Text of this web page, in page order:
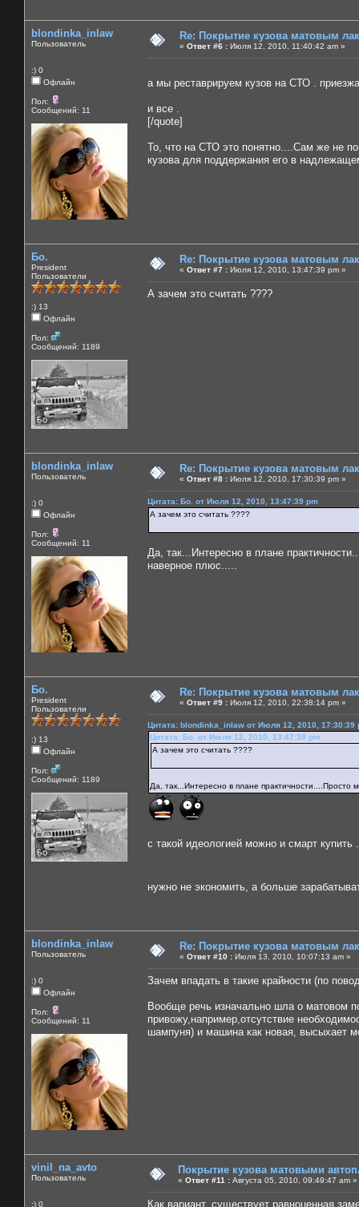
blondinka_inlaw
Пользователь
:) 0
Офлайн
Пол:
Сообщений: 11
Re: Покрытие кузова матовым
« Ответ #6 : Июля 12, 2010, 11:40:42 am »
а мы реставрируем кузов на СТО .
и все .
[/quote]
То, что на СТО это понятно....Сам же не
кузова для поддержания его в
Бо.
President
Пользователи
:) 13
Офлайн
Пол:
Сообщений: 1189
Re: Покрытие кузова матовым
« Ответ #7 : Июля 12, 2010, 13:47:39 pm »
А зачем это считать ????
blondinka_inlaw
Пользователь
:) 0
Офлайн
Пол:
Сообщений: 11
Re: Покрытие кузова матовым
« Ответ #8 : Июля 12, 2010, 17:30:39 pm »
Цитата: Бо. от Июля 12, 2010, 13:47:39 pm
А зачем это считать ????
Да, так...Интересно в плане
наверное плюс.....
Бо.
President
Пользователи
:) 13
Офлайн
Пол:
Сообщений: 1189
Re: Покрытие кузова матовым
« Ответ #9 : Июля 12, 2010, 22:38:14 pm »
Цитата: blondinka_inlaw от Июля 12, 2010, 17:30:39
Цитата: Бо. от Июля 12, 2010, 13:47:39 pm
А зачем это считать ????
Да, так...Интересно в плане практичности....Просто
с такой идеологией можно и смарт
нужно не экономить, а больше
blondinka_inlaw
Пользователь
:) 0
Офлайн
Пол:
Сообщений: 11
Re: Покрытие кузова матовым
« Ответ #10 : Июля 13, 2010, 10:07:13 am »
Зачем впадать в такие крайности (по
Вообще речь изначально шла о матовом
привожу,например,отсутствие
шампуня) и машина как новая, высыхает
vinil_na_avto
Пользователь
:) 0
Покрытие кузова матовыми
« Ответ #11 : Августа 05, 2010, 09:49:47 am »
Как вариант, существует равноценная